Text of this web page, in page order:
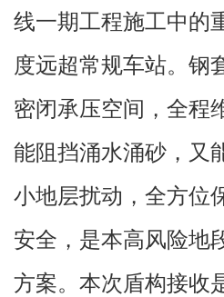
线一期工程施工中的
度远超常规车站。钢
密闭承压空间，全程
能阻挡涌水涌砂，又
小地层扰动，全方位
安全，是本高风险地
方案。本次盾构接收